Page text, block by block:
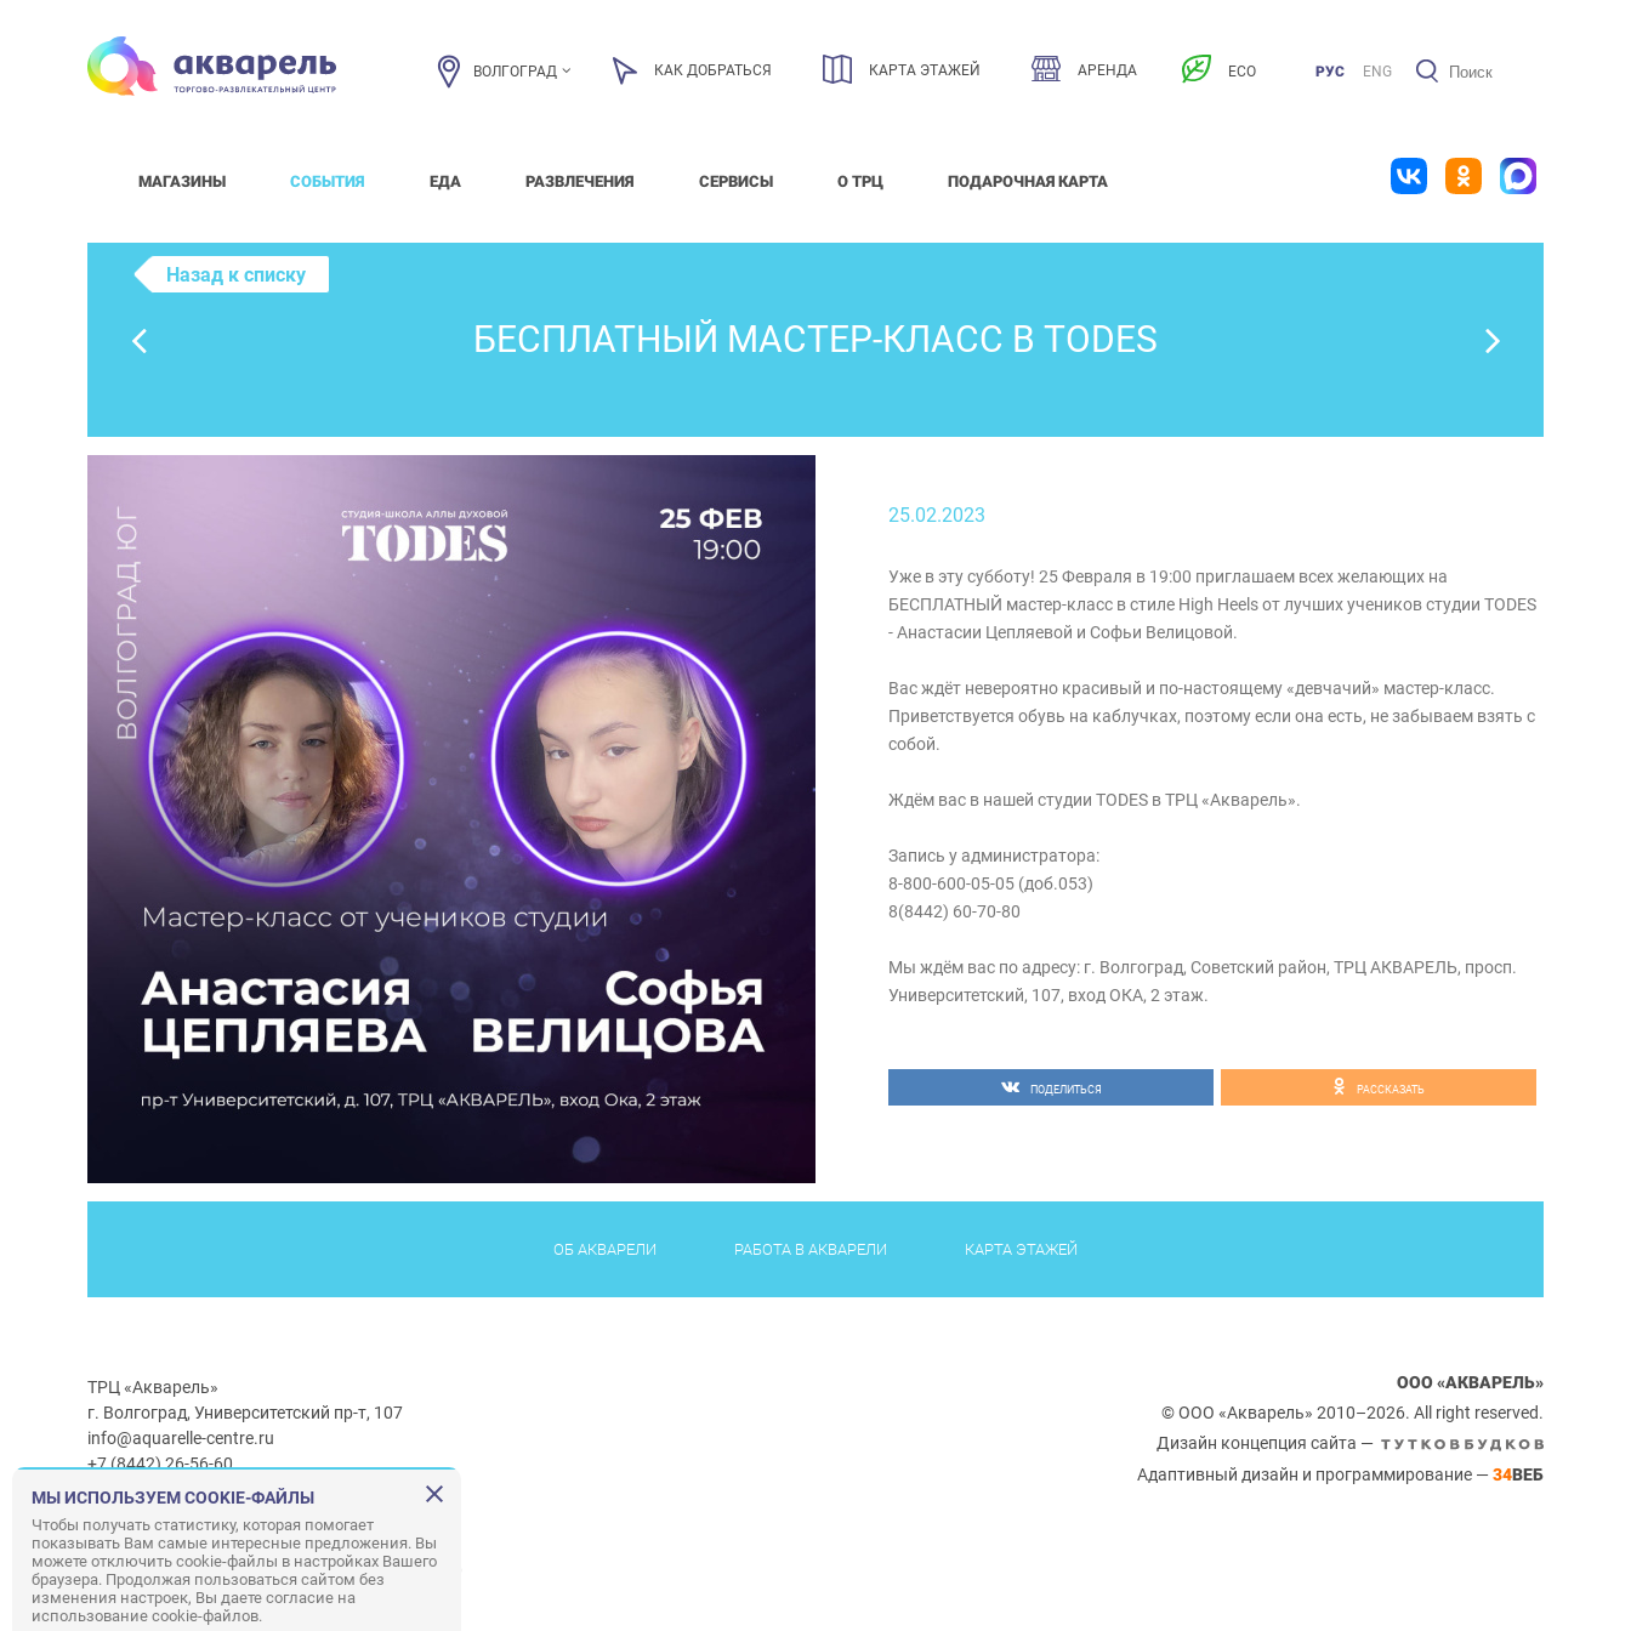
ВОЛГОГРАД КАК ДОБРАТЬСЯ КАРТА ЭТАЖЕЙ АРЕНДА ECO РУС ENG
МАГАЗИНЫ СОБЫТИЯ ЕДА РАЗВЛЕЧЕНИЯ СЕРВИСЫ О ТРЦ ПОДАРОЧНАЯ КАРТА
Назад к списку
БЕСПЛАТНЫЙ МАСТЕР-КЛАСС В TODES
25.02.2023
Уже в эту cубботу! 25 Февраля в 19:00 приглашаем всех желающих на
БЕСПЛАТНЫЙ мастер-класс в стиле High Heels от лучших учеников студии TODES
- Анастасии Цепляевой и Софьи Велицовой.
Вас ждёт невероятно красивый и по-настоящему «девчачий» мастер-класс.
Приветствуется обувь на каблучках, поэтому если она есть, не забываем взять с
собой.
Ждём вас в нашей студии TODES в ТРЦ «Акварель».
Запись у администратора:
8-800-600-05-05 (доб.053)
8(8442) 60-70-80
Мы ждём вас по адресу: г. Волгоград, Советский район, ТРЦ АКВАРЕЛЬ, просп.
Университетский, 107, вход ОКА, 2 этаж.
ПОДЕЛИТЬСЯ РАССКАЗАТЬ
ОБ АКВАРЕЛИ РАБОТА В АКВАРЕЛИ КАРТА ЭТАЖЕЙ
ТРЦ «Акварель»
г. Волгоград, Университетский пр-т, 107
info@aquarelle-centre.ru
+7 (8442) 26-56-60
Часы работы ТРЦ: с 10:00 до 22:00
Часы работы г/м Ашан:с 08:00 до 23:00
Часы работыг/мЛемана ПРО:с 08:00 до 22:00
Правила посещения ТРЦ «Акварель»
ООО «АКВАРЕЛЬ»
© ООО «Акварель» 2010–2026. All right reserved.
Дизайн концепция сайта —
Адаптивный дизайн и программирование — 34ВЕБ
МЫ ИСПОЛЬЗУЕМ COOKIE-ФАЙЛЫ
Чтобы получать статистику, которая помогает
показывать Вам самые интересные предложения. Вы
можете отключить cookie-файлы в настройках Вашего
браузера. Продолжая пользоваться сайтом без
изменения настроек, Вы даете согласие на
использование cookie-файлов.